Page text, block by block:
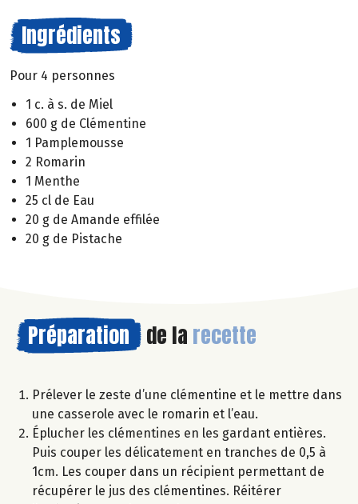
Ingrédients
Pour 4 personnes
1 c. à s. de Miel
600 g de Clémentine
1 Pamplemousse
2 Romarin
1 Menthe
25 cl de Eau
20 g de Amande effilée
20 g de Pistache
Préparation de la recette
Prélever le zeste d’une clémentine et le mettre dans
une casserole avec le romarin et l’eau.
Éplucher les clémentines en les gardant entières.
Puis couper les délicatement en tranches de 0,5 à
1cm. Les couper dans un récipient permettant de
récupérer le jus des clémentines. Réitérer